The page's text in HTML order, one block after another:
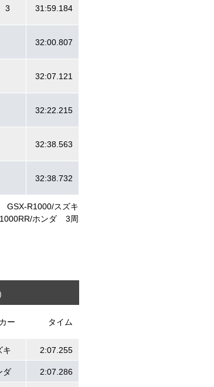
GSX-R1000 スズキ
ホンダ 3周
3 31:59.184
32:00.807
32:07.121
32:22.215
32:38.563
32:38.732
ー タイム
キ 2:07.255
ダ 2:07.286